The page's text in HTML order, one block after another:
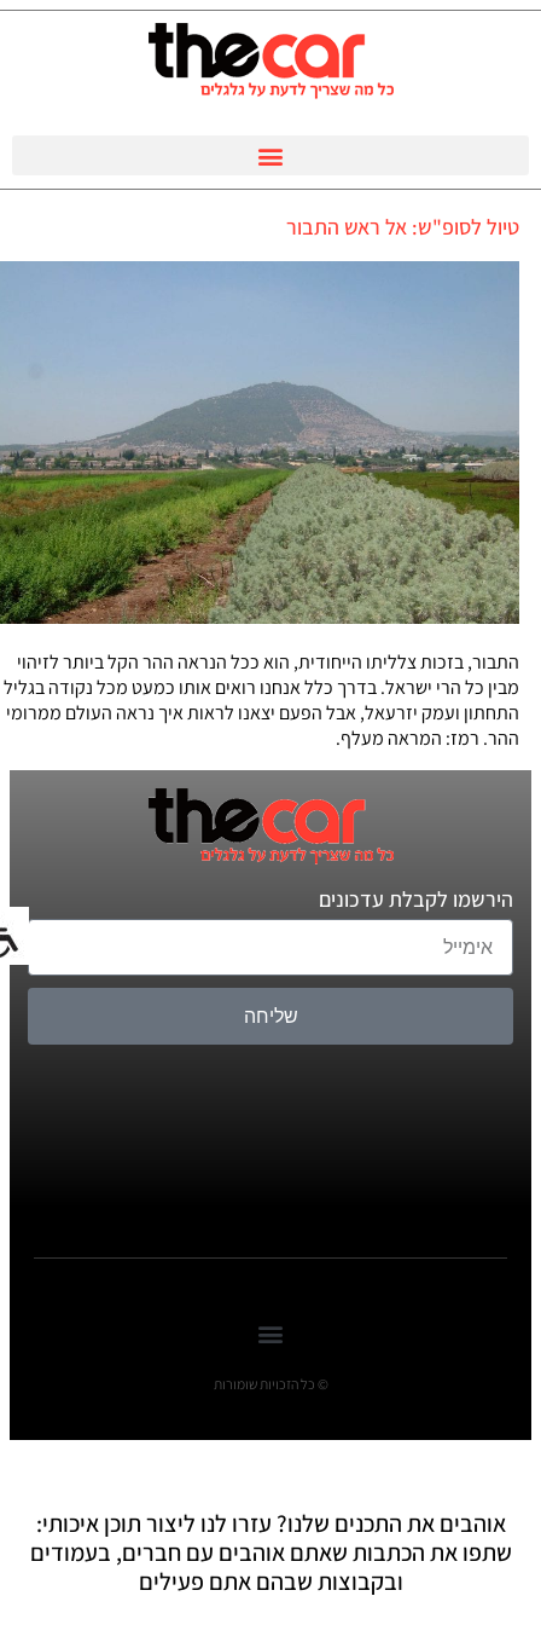
טיול לסופ"ש: אל ראש התבור
התבור, בזכות צלליתו הייחודית, הוא ככל הנראה ההר הקל ביותר לזיהוי
מבין כל הרי ישראל. בדרך כלל אנחנו רואים אותו כמעט מכל נקודה בגליל
התחתון ועמק יזרעאל, אבל הפעם יצאנו לראות איך נראה העולם ממרומי
ההר. רמז: המראה מעלף.
הירשמו לקבלת עדכונים
שליחה
© כל הזכויות שומורות
אוהבים את התכנים שלנו? עזרו לנו ליצור תוכן איכותי:
שתפו את הכתבות שאתם אוהבים עם חברים, בעמודים
ובקבוצות שבהם אתם פעילים